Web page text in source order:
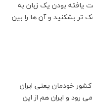
یافته بودن یک زبان به
تر بشکنید و آن ها را بین
خودمان یعنی ایران
و ایران هم از این